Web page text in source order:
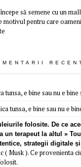
să semene cu un
motivul pentru care
tunsa, e bine sau nu e
tunsa, e bine sau nu e
folosite. De ce
un terapeut la altul »
strategii digitale
( Musk ). Ce provenienta